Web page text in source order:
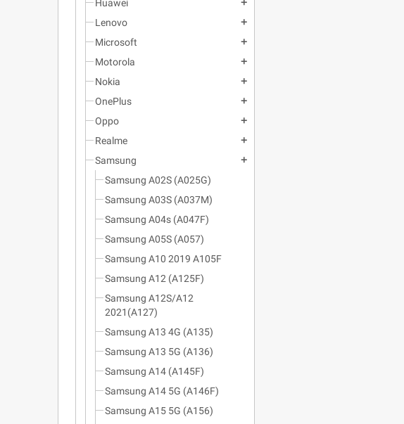
Huawei add
Lenovo add
Microsoft add
Motorola add
Nokia add
OnePlus add
Oppo add
Realme add
Samsung add
Samsung A02S (A025G)
Samsung A03S (A037M)
Samsung A04s (A047F)
Samsung A05S (A057)
Samsung A10 2019 A105F
Samsung A12 (A125F)
Samsung A12S/A12
2021(A127)
Samsung A13 4G (A135)
Samsung A13 5G (A136)
Samsung A14 (A145F)
Samsung A14 5G (A146F)
Samsung A15 5G (A156)